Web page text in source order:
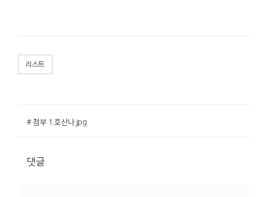
리스트
# 첨부 1.호산나.jpg
댓글